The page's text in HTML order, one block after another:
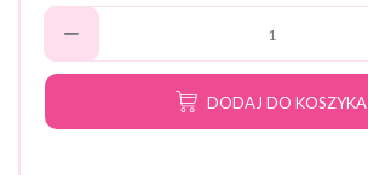
DODAJ DO KOSZYKA